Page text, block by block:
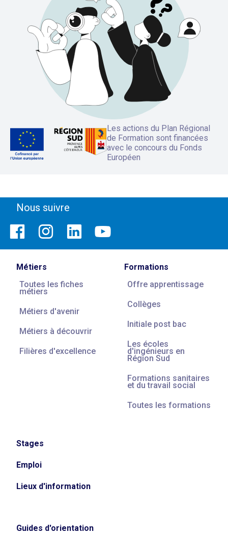
Les actions du Plan Régional
de Formation sont financées
avec le concours du Fonds
Européen
Nous suivre
Métiers
Toutes les fiches
métiers
Métiers d'avenir
Métiers à découvrir
Filières d'excellence
Formations
Offre apprentissage
Collèges
Initiale post bac
Les écoles
d'ingénieurs en
Région Sud
Formations sanitaires
et du travail social
Toutes les formations
Stages
Emploi
Lieux d'information
Guides d'orientation